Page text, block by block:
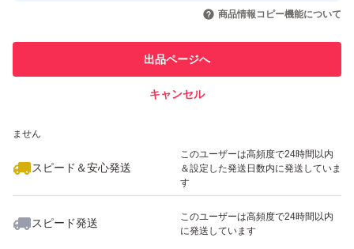
引を完了させた実績があります
での取引実績があります
ません
スピード＆安心発送
このユーザーは高頻度で24時間以内
＆設定した発送日数内に発送していま
す
スピード発送
このユーザーは高頻度で24時間以内
に発送しています
商品情報コピー機能について
出品ページへ
キャンセル
いいね！
2,780